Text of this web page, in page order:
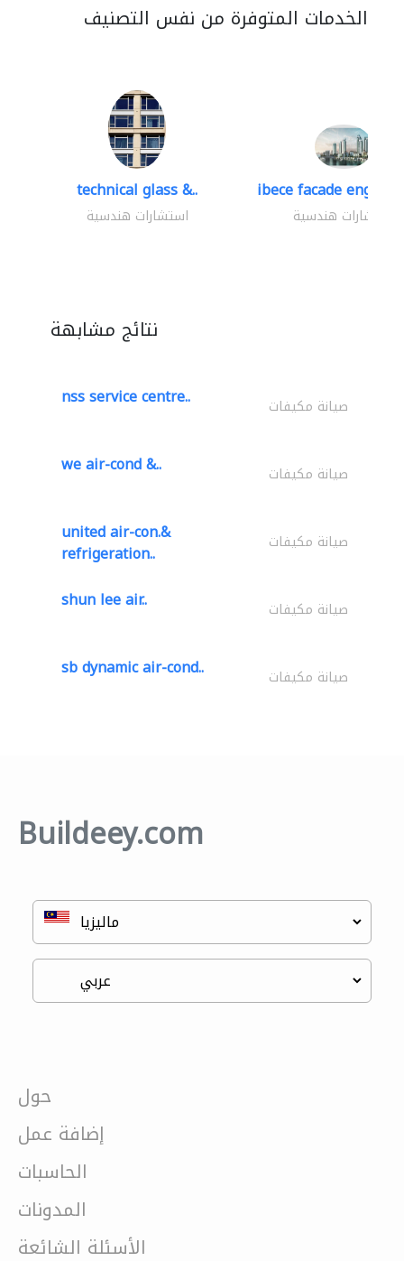
الخدمات المتوفرة من نفس التصنيف
technical glass &..
استشارات هندسية
ibece facade
استشارات هندسية
نتائج مشابهة
nss service centre.. صيانة مكيفات
we air-cond &.. صيانة مكيفات
united air-con.&
refrigeration.. صيانة مكيفات
shun lee air.. صيانة مكيفات
sb dynamic air-cond.. صيانة مكيفات
Buildeey.com
حول
إضافة عمل
الحاسبات
المدونات
الأسئلة الشائعة